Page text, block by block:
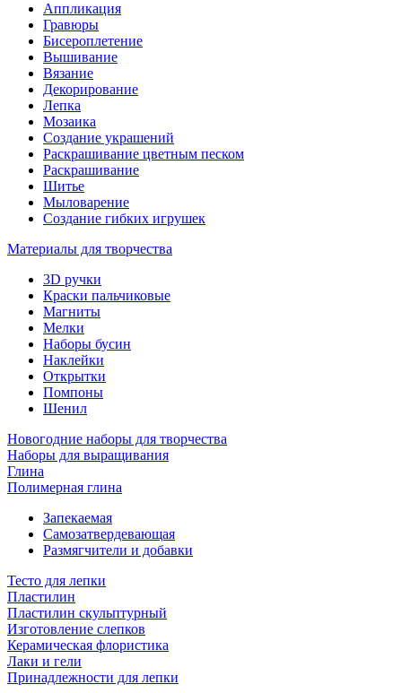
Аппликация
Гравюры
Бисероплетение
Вышивание
Вязание
Декорирование
Лепка
Мозаика
Создание украшений
Раскрашивание цветным песком
Раскрашивание
Шитье
Мыловарение
Создание гибких игрушек
Материалы для творчества
3D ручки
Краски пальчиковые
Магниты
Мелки
Наборы бусин
Наклейки
Открытки
Помпоны
Шенил
Новогодние наборы для творчества
Наборы для выращивания
Глина
Полимерная глина
Запекаемая
Самозатвердевающая
Размягчители и добавки
Тесто для лепки
Пластилин
Пластилин скульптурный
Изготовление слепков
Керамическая флористика
Лаки и гели
Принадлежности для лепки